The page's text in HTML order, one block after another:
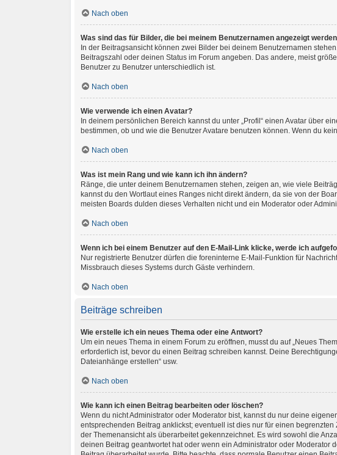
Nach oben
Was sind das für Bilder, die bei meinem Benutzernamen angezeigt
In der Beitragsansicht können zwei Bilder bei deinem Benutzernamen
Beitragszahl oder deinen Status im Forum angeben. Das andere, meist
Benutzer zu Benutzer unterschiedlich ist.
Nach oben
Wie verwende ich einen Avatar?
In deinem persönlichen Bereich kannst du unter „Profil“ einen Avatar über
bestimmen, ob und wie die Benutzer Avatare benutzen können. Wenn du
Nach oben
Was ist mein Rang und wie kann ich ihn ändern?
Ränge, die unter deinem Benutzernamen stehen, zeigen an, wie viele
kannst du den Wortlaut eines Ranges nicht direkt ändern, da sie von der
meisten Boards dulden dieses Verhalten nicht und ein Moderator oder
Nach oben
Wenn ich bei einem Benutzer auf den E-Mail-Link klicke, werde ich
Nur registrierte Benutzer dürfen die foreninterne E-Mail-Funktion für
Missbrauch dieses Systems durch Gäste verhindern.
Nach oben
Beiträge schreiben
Wie erstelle ich ein neues Thema oder eine Antwort?
Um ein neues Thema in einem Forum zu eröffnen, musst du auf „Neues
erforderlich ist, bevor du einen Beitrag schreiben kannst. Deine
Dateianhänge erstellen“ usw.
Nach oben
Wie kann ich einen Beitrag bearbeiten oder löschen?
Wenn du nicht Administrator oder Moderator bist, kannst du nur deine
entsprechenden Beitrag anklickst; eventuell ist dies nur für einen
der Themenansicht als überarbeitet gekennzeichnet. Es wird sowohl die
deinen Beitrag geantwortet hat oder wenn ein Administrator oder